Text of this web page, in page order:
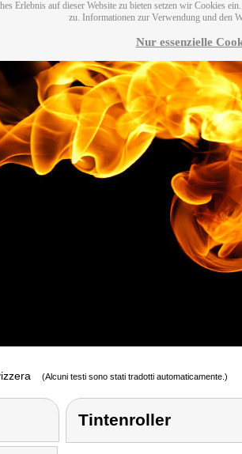
Erlebnis auf dieser Website zu bieten setzen wir Cookies
zu. Informationen zur Verwendung und den
Nur essenzielle
(Alcuni testi sono stati tradotti automaticamente.)
Tintenroller